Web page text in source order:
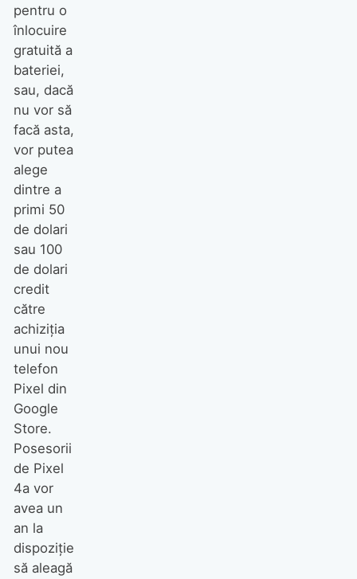
pentru o
înlocuire
gratuită a
bateriei,
sau, dacă
nu vor să
facă asta,
vor putea
alege
dintre a
primi 50
de dolari
sau 100
de dolari
credit
către
achiziția
unui nou
telefon
Pixel din
Google
Store.
Posesorii
de Pixel
4a vor
avea un
an la
dispoziție
să aleagă